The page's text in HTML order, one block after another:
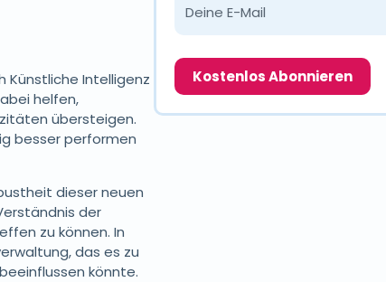
Künstliche Intelligenz
helfen,
übersteigen.
besser performen
dieser neuen
der
zu können. In
das es zu
könnte.